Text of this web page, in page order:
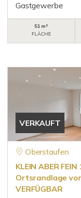
Gastgewerbe
51 m²
FLÄCHE
VERKAUFT
Oberstaufen
KLEIN ABER
Ortsrandlage von
VERFÜGBAR